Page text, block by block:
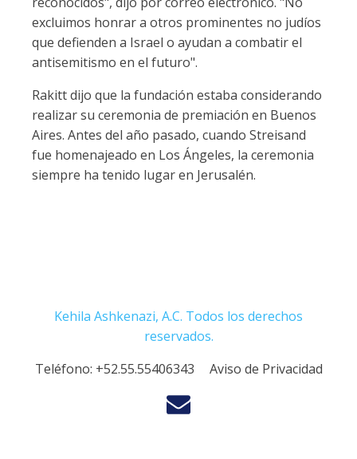
excluimos honrar a otros prominentes no judíos
que defienden a Israel o ayudan a combatir el
antisemitismo en el futuro".
Rakitt dijo que la fundación estaba considerando
realizar su ceremonia de premiación en Buenos
Aires. Antes del año pasado, cuando Streisand
fue homenajeado en Los Ángeles, la ceremonia
siempre ha tenido lugar en Jerusalén.
Kehila Ashkenazi, A.C. Todos los derechos
reservados.
Teléfono: +52.55.55406343 Aviso de Privacidad